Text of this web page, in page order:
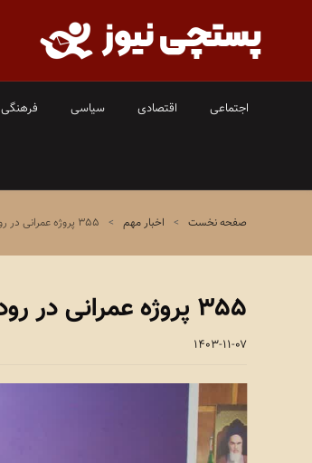
اجتماعی اقتصادی سیاسی فرهنگی
صفحه نخست > اخبار مهم > ۳۵۵ پروژه عمرانی در رودسر بهره برداری می شود
۳۵۵ پروژه عمرانی در رودسر بهره برداری می شود
۱۴۰۳-۱۱-۰۷